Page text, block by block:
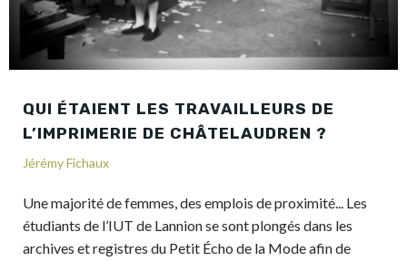
QUI ÉTAIENT LES TRAVAILLEURS DE
L’IMPRIMERIE DE CHÂTELAUDREN ?
Jérémy Fichaux
Une majorité de femmes, des emplois de proximité... Les
étudiants de l’IUT de Lannion se sont plongés dans les
archives et registres du Petit Écho de la Mode afin de